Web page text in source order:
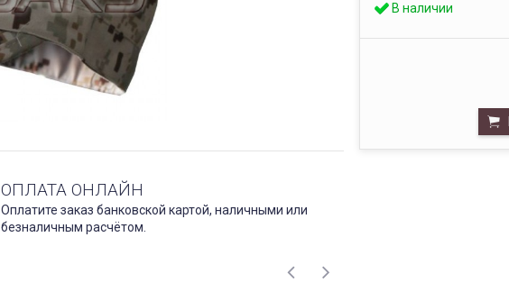
В наличии
ОПЛАТА ОНЛАЙН
Оплатите заказ банковской картой, наличными или
безналичным расчётом.